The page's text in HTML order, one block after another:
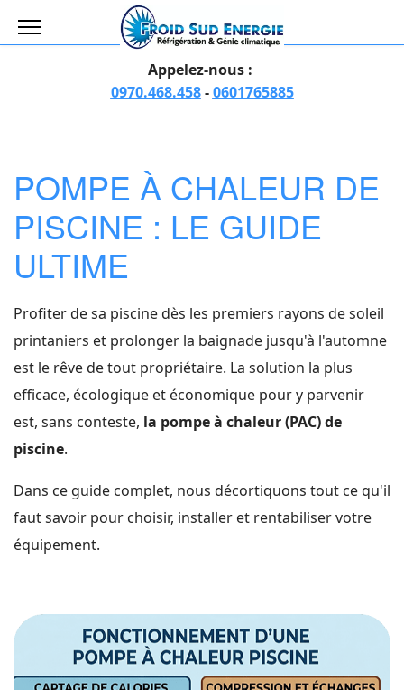
Appelez-nous :
0970.468.458-0601765885
POMPE À CHALEUR DE
PISCINE : LE GUIDE
ULTIME
Profiter de sa piscine dès les premiers rayons de soleil
printaniers et prolonger la baignade jusqu'à l'automne
est le rêve de tout propriétaire. La solution la plus
efficace, écologique et économique pour y parvenir
est, sans conteste, la pompe à chaleur (PAC) de
piscine.
Dans ce guide complet, nous décortiquons tout ce qu'il
faut savoir pour choisir, installer et rentabiliser votre
équipement.